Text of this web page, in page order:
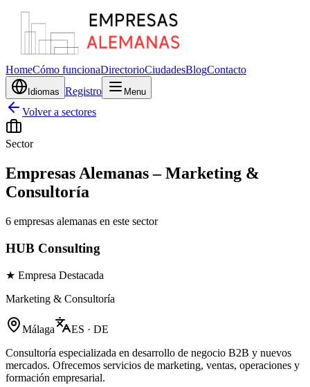
HomeCómo funcionaDirectorioCiudadesBlogContacto
Idiomas Registro Menu
Volver a sectores
Sector
Empresas Alemanas–Marketing &
Consultoría
6 empresas alemanas en este sector
HUB Consulting
★ Empresa Destacada
Marketing & Consultoría
Málaga
ES · DE
Consultoría especializada en desarrollo de negocio B2B y nuevos
mercados. Ofrecemos servicios de marketing, ventas, operaciones y
formación empresarial.